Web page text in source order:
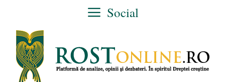
conținut
Social